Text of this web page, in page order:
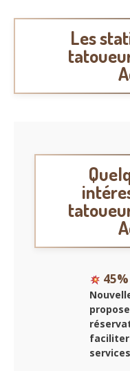
Les
45%
faciliter